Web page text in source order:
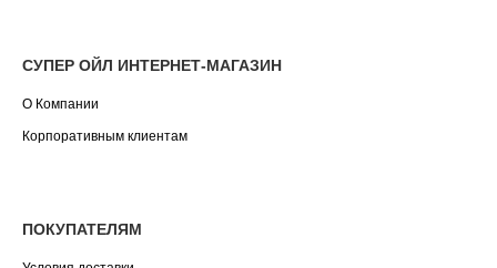
СУПЕР ОЙЛ ИНТЕРНЕТ-МАГАЗИН
О Компании
Корпоративным клиентам
ПОКУПАТЕЛЯМ